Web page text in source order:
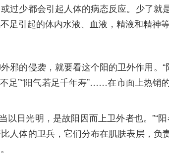
过少都会引起人体的病态反应。少了就
足引起的体内水液、血液，精液和精神等
的侵袭，就要看这个阳的卫外作用。“
足”“阳气若足千年寿”……在市面上热销
日光明，是故阳因而上卫外者也。”“
人体的卫兵，它们分布在肌肤表层，负